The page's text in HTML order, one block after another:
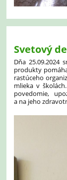
Svetový
Dňa 25.09.2024
produkty
rastúceho
mlieka v
povedomie,
a na jeho